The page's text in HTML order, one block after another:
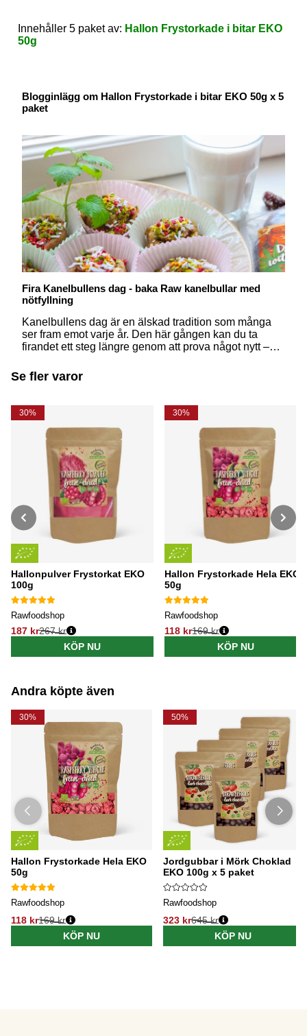
Innehåller 5 paket av: Hallon Frystorkade i bitar EKO
50g
Blogginlägg om Hallon Frystorkade i bitar EKO 50g x 5
paket
Fira Kanelbullens dag - baka Raw kanelbullar med
nötfyllning
Kanelbullens dag är en älskad tradition som många
ser fram emot varje år. Den här gången kan du ta
firandet ett steg längre genom att prova något nytt –
på alla smaker du älskar, men med ett hållbart vis -
helt utan ugn eller vitt socker.
Se fler varor
30%
Hallonpulver Frystorkat EKO
100g
Rawfoodshop
187 kr
Ordinarie pris:
267 kr
KÖP NU
30%
Hallon Frystorkade Hela EKO
50g
Rawfoodshop
118 kr
Ordinarie pris:
169 kr
KÖP NU
Andra köpte även
30%
Hallon Frystorkade Hela EKO
50g
Rawfoodshop
118 kr169 kr
KÖP NU
50%
Jordgubbar i Mörk Choklad
EKO 100g x 5 paket
Rawfoodshop
323 kr645 kr
KÖP NU